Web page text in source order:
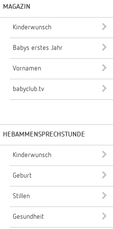
MAGAZIN
Kinderwunsch
Babys erstes Jahr
Vornamen
babyclub.tv
HEBAMMENSPRECHSTUNDE
Kinderwunsch
Geburt
Stillen
Gesundheit